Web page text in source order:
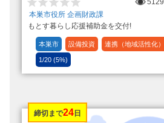
本巣市役所 企画財政課
もとす暮らし応援補助金を交付!
本巣市 設備投資 連携（地域活性化）
1/20 (5%)
締切まで24 日